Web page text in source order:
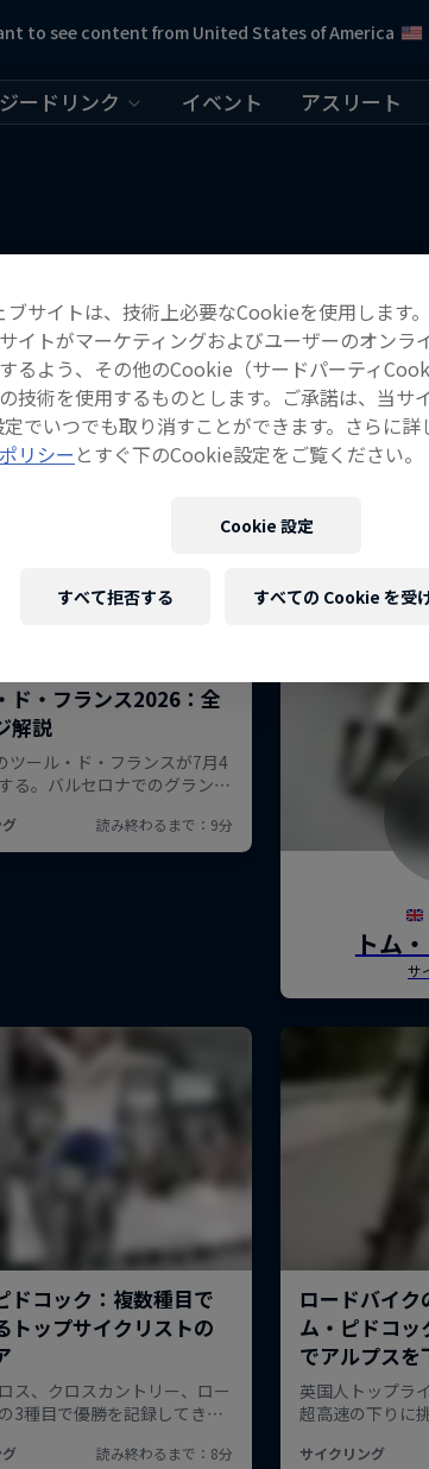
to see content from United States of America
ードリンク イベント アスリート
こちらもチェック
ブサイトは、技術上必要なCookieを使用します
イトがマーケティングおよびユーザーのオンラ
るよう、その他のCookie（サードパーティ
技術を使用するものとします。ご承諾は、当サ
でいつでも取り消すことができます。さらに詳
リシー とすぐ下のCookie設定をご覧ください。
Cookie 設定
すべて拒否する すべての Cookie を受